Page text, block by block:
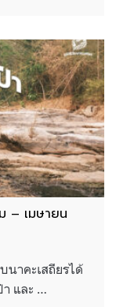
– เมษายน
นาคะเสถียรได้
และ …